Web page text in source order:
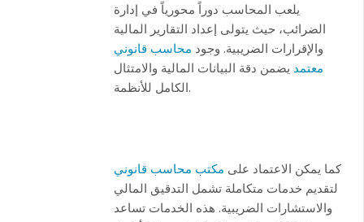
يلعب المحاسب دوراً محورياً في إدارة
الضرائب، حيث يتولى إعداد التقارير المالية
والإقرارات الضريبية. وجود محاسب قانوني
معتمد يضمن دقة البيانات المالية والامتثال
الكامل للأنظمة.
كما يمكن الاعتماد على مكتب محاسب قانوني
لتقديم خدمات متكاملة تشمل التدقيق المالي
والاستشارات الضريبية. هذه الخدمات تساعد